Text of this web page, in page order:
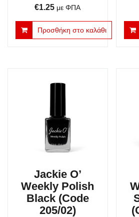
Original
price
was:
€1.25Η
τρέχουσα
τιμή
με ΦΠΑ
Προσθήκη στο καλάθι
Jackie O’
Weekly Polish
Black (Code
205/02)